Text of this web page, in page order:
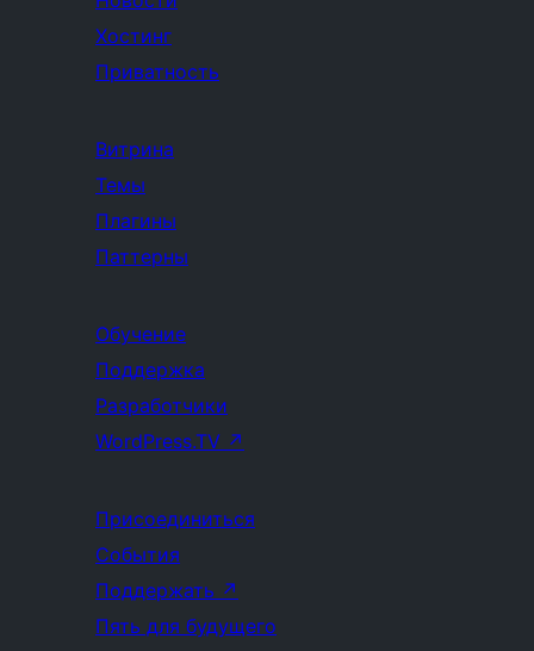
Хостинг
Приватность
Витрина
Темы
Плагины
Паттерны
Обучение
Поддержка
Разработчики
WordPress.TV ↗
Присоединиться
События
Поддержать ↗
Пять для будущего